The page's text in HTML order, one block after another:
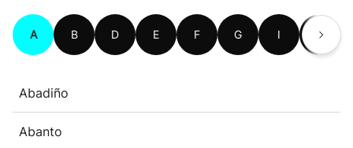
A B D E F G I J
Abadiño
Abanto